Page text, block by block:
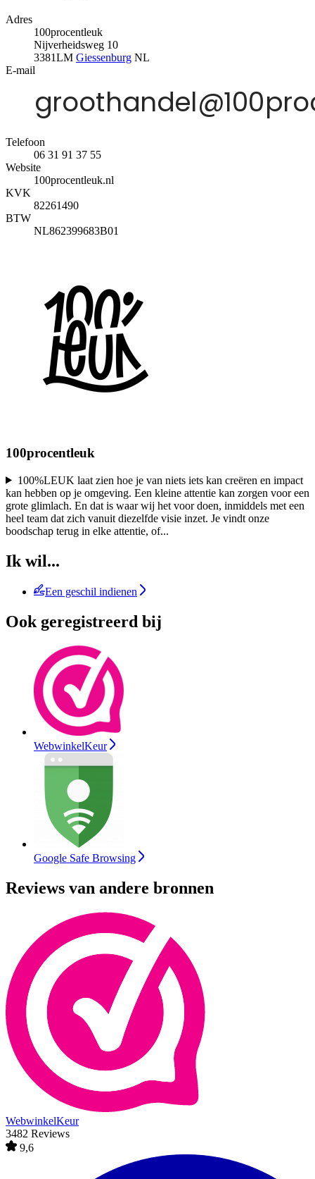
Adres
100procentleuk
Nijverheidsweg 10
3381LM Giessenburg NL
E-mail
Telefoon
06 31 91 37 55
Website
100procentleuk.nl
KVK
82261490
BTW
NL862399683B01
100procentleuk
100%LEUK laat zien hoe je van niets iets kan creëren en impact
kan hebben op je omgeving. Een kleine attentie kan zorgen voor een
grote glimlach. En dat is waar wij het voor doen, inmiddels met een
heel team dat zich vanuit diezelfde visie inzet. Je vindt onze
boodschap terug in elke attentie, of...
Ik wil...
Een geschil indienen
Ook geregistreerd bij
WebwinkelKeur
Google Safe Browsing
Reviews van andere bronnen
WebwinkelKeur
3482 Reviews
9,6